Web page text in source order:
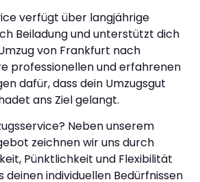
verfügt über langjährige
Beiladung und unterstützt dich
von Frankfurt nach
professionellen und erfahrenen
dafür, dass dein Umzugsgut
ans Ziel gelangt.
Neben unserem
zeichnen wir uns durch
Pünktlichkeit und Flexibilität
deinen individuellen Bedürfnissen